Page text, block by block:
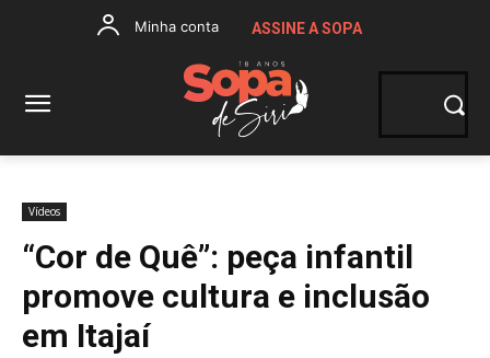
Minha conta ASSINE A SOPA
Vídeos
“Cor de Quê”: peça infantil
promove cultura e inclusão
em Itajaí